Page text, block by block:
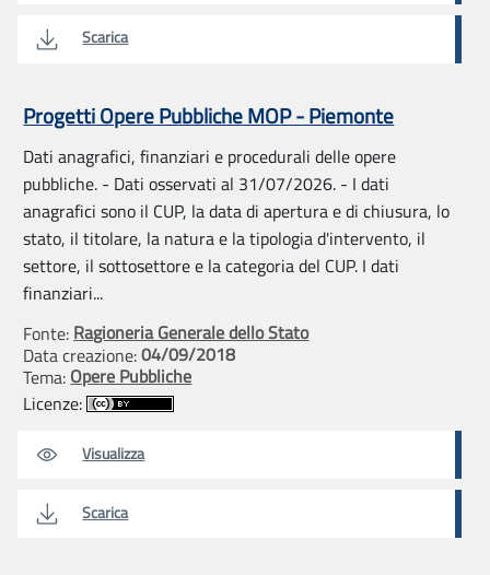
Scarica
Progetti Opere Pubbliche MOP - Piemonte
Dati anagrafici, finanziari e procedurali delle opere
pubbliche. - Dati osservati al 31/07/2026. - I dati
anagrafici sono il CUP, la data di apertura e di chiusura, lo
stato, il titolare, la natura e la tipologia d'intervento, il
settore, il sottosettore e la categoria del CUP. I dati
finanziari...
Fonte: Ragioneria Generale dello Stato
Data creazione:04/09/2018
Tema: Opere Pubbliche
Licenze:
Visualizza
Scarica